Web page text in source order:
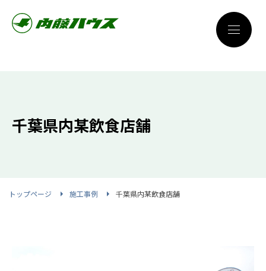
千葉県内某飲食店舗
トップページ 施工事例 千葉県内某飲食店舗